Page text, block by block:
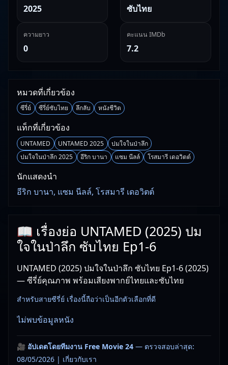
2025 ซับไทย
ความยาว
0
คะแนน IMDb
7.2
หมวดที่เกี่ยวข้อง
ซีรี่ย์ ซีรี่ย์ซับไทย ลึกลับ หนังชีวิต
แท็กที่เกี่ยวข้อง
UNTAMED UNTAMED 2025
ปมใจในป่าลึก
ปมใจในป่าลึก 2025
อีริก บานา แซม นีลล์ โรสมารี เดอวิตต์
นักแสดงนำ
อีริก บานา, แซม นีลล์, โรสมารี เดอวิตต์
📖 เรื่องย่อ UNTAMED (2025) ปม
ใจในป่าลึก ซับไทย Ep1-6
UNTAMED (2025) ปมใจในป่าลึก ซับไทย Ep1-6 (2025)
— ซีรี่ย์คุณภาพ พร้อมเสียงพากย์ไทยและซับไทย
สำหรับสายซีรี่ย์ เรื่องนี้ถือว่าเป็นอีกตัวเลือกที่ดี
ไม่พบข้อมูลหนัง
🎥 อัปเดตโดยทีมงาน Free Movie 24 — ตรวจสอบล่าสุด:
08/05/2026 | เกี่ยวกับเรา